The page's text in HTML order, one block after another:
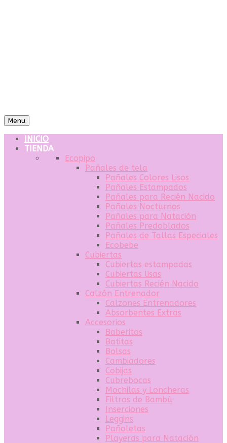
Menu
INICIO
TIENDA
Ecopipo
Pañales de tela
Pañales Colores Lisos
Pañales Estampados
Pañales para Recién Nacido
Pañales Nocturnos
Pañales para Natación
Pañales Predoblados
Pañales de Tallas Especiales
Ecobebe
Cubiertas
Cubiertas estampadas
Cubiertas lisas
Cubiertas Recién Nacido
Calzón Entrenador
Calzones Entrenadores
Absorbentes Extras
Accesorios
Baberitos
Batitas
Bolsas
Cambiadores
Cobijas
Cubrebocas
Mochilas y Loncheras
Filtros de Bambú
Inserciones
Leggins
Pañoletas
Playeras para Natación